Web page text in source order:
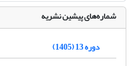
شماره‌های پیشین نشریه
دوره 13 (1405)